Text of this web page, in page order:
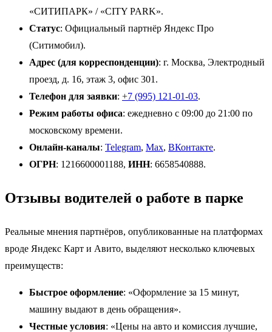
«СИТИПАРК» / «CITY PARK».
Статус: Официальный партнёр Яндекс Про
(Ситимобил).
Адрес (для корреспонденции): г. Москва, Электродный
проезд, д. 16, этаж 3, офис 301.
Телефон для заявки: +7 (995) 121-01-03.
Режим работы офиса: ежедневно с 09:00 до 21:00 по
московскому времени.
Онлайн-каналы: Telegram, Max, ВКонтакте.
ОГРН: 1216600001188, ИНН: 6658540888.
Отзывы водителей о работе в парке
Реальные мнения партнёров, опубликованные на платформах
вроде Яндекс Карт и Авито, выделяют несколько ключевых
преимуществ:
Быстрое оформление: «Оформление за 15 минут,
машину выдают в день обращения».
Честные условия: «Цены на авто и комиссия лучшие,